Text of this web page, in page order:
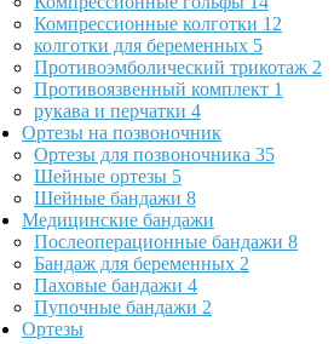
Компрессионные колготки 12
колготки для беременных 5
Противоэмболический трикотаж 2
Противоязвенный комплект 1
рукава и перчатки 4
Ортезы на позвоночник
Ортезы для позвоночника 35
Шейные ортезы 5
Шейные бандажи 8
Медицинские бандажи
Послеоперационные бандажи 8
Бандаж для беременных 2
Паховые бандажи 4
Пупочные бандажи 2
Ортезы